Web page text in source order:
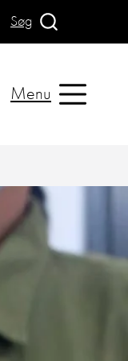
Søg
Menu